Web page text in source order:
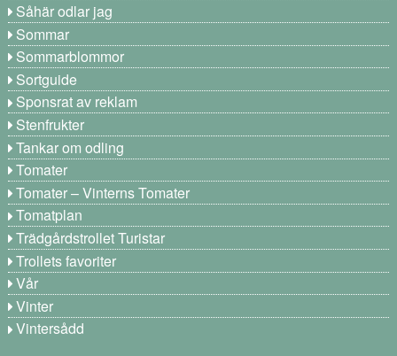
Såhär odlar jag
Sommar
Sommarblommor
Sortguide
Sponsrat av reklam
Stenfrukter
Tankar om odling
Tomater
Tomater – Vinterns Tomater
Tomatplan
Trädgårdstrollet Turistar
Trollets favoriter
Vår
Vinter
Vintersådd